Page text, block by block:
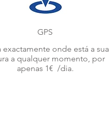
GPS
exactamente onde está a sua
a qualquer momento, por
apenas 1€ /dia.